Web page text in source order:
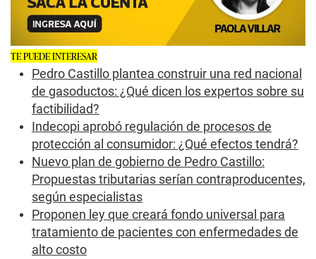
TE PUEDE INTERESAR
Pedro Castillo plantea construir una red nacional
de gasoductos: ¿Qué dicen los expertos sobre su
factibilidad?
Indecopi aprobó regulación de procesos de
protección al consumidor: ¿Qué efectos tendrá?
Nuevo plan de gobierno de Pedro Castillo:
Propuestas tributarias serían contraproducentes,
según especialistas
Proponen ley que creará fondo universal para
tratamiento de pacientes con enfermedades de
alto costo